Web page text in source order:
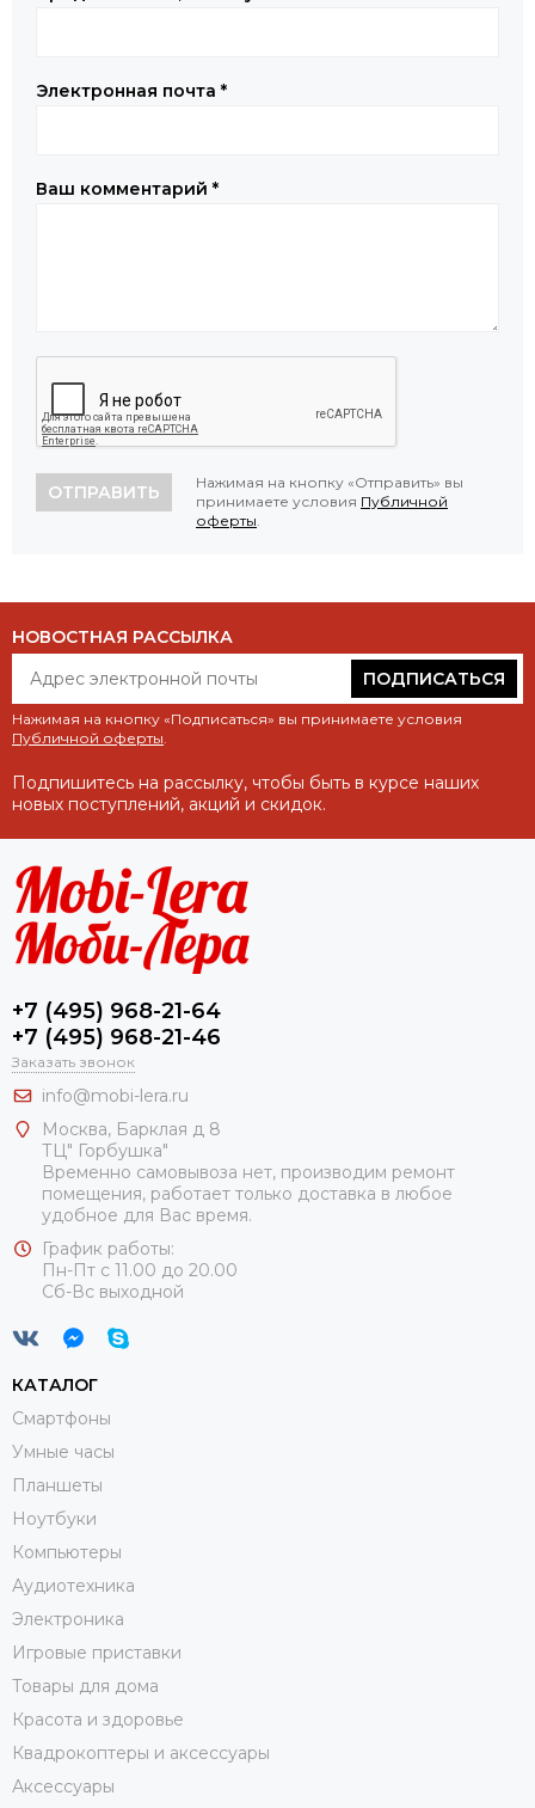
Электронная почта *
Ваш комментарий *
ОТПРАВИТЬ
Нажимая на кнопку «Отправить» вы
принимаете условия Публичной
оферты.
НОВОСТНАЯ РАССЫЛКА
ПОДПИСАТЬСЯ
Нажимая на кнопку «Подписаться» вы принимаете условия
Публичной оферты.
Подпишитесь на рассылку, чтобы быть в курсе наших
новых поступлений, акций и скидок.
+7 (495) 968-21-64
+7 (495) 968-21-46
Заказать звонок
info@mobi-lera.ru
Москва, Барклая д 8
ТЦ" Горбушка"
Временно самовывоза нет, производим ремонт
помещения, работает только доставка в любое
удобное для Вас время.
График работы:
Пн-Пт с 11.00 до 20.00
Сб-Вс выходной
КАТАЛОГ
Смартфоны
Умные часы
Планшеты
Ноутбуки
Компьютеры
Аудиотехника
Электроника
Игровые приставки
Товары для дома
Красота и здоровье
Квадрокоптеры и аксессуары
Аксессуары